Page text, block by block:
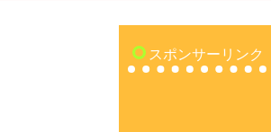
スポンサーリンク